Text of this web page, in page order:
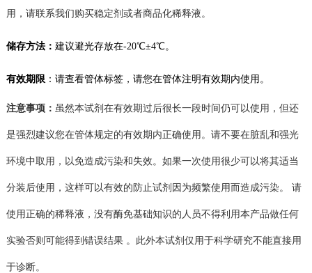
用，请联系我们购买稳定剂或者商品化稀释液 。
储存方法： 建议避光存放在-20℃±4℃。
有效期限 ： 请查看管体标签， 请您在管体注明有效期内使用。
注意事项： 虽然本试剂在有效期过后很长一段时间仍可以使用，但还
是强烈建议您在管体规定的有效期内正确使用。请不要在脏乱和强光
环境中取用，以免造成污染和失效。如果一次使用很少可以将其适当
分装后使用，这样可以有效的防止试剂 因为频繁使用而造成污染。 请
使用正确的稀释液，没有酶免基础知识的人员不得利用本产品做任何
实验否则可能得到错误结果 。此外本试剂仅用于科学研究不能直接用
于诊断。